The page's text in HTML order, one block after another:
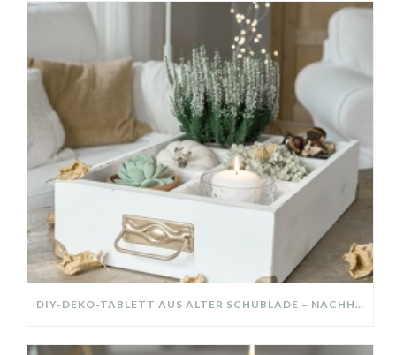
DIY-DEKO-TABLETT AUS ALTER SCHUBLADE – NACHHALTIGE HERBSTDEKO SELBER MACHEN!